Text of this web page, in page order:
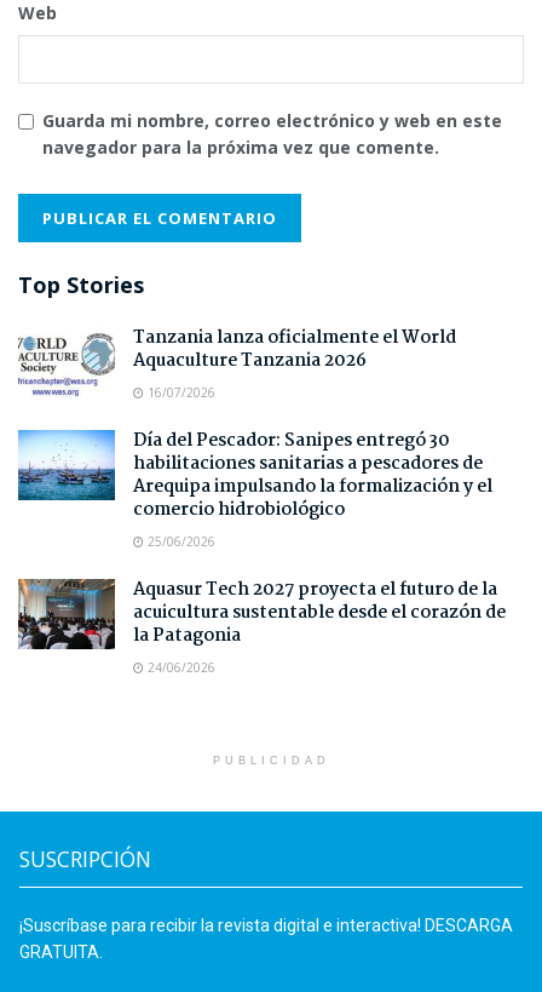
Web
Guarda mi nombre, correo electrónico y web en este
navegador para la próxima vez que comente.
Top Stories
Tanzania lanza oficialmente el World
Aquaculture Tanzania 2026
16/07/2026
Día del Pescador: Sanipes entregó 30
habilitaciones sanitarias a pescadores de
Arequipa impulsando la formalización y el
comercio hidrobiológico
25/06/2026
Aquasur Tech 2027 proyecta el futuro de la
acuicultura sustentable desde el corazón de
la Patagonia
24/06/2026
PUBLICIDAD
SUSCRIPCIÓN
¡Suscríbase para recibir la revista digital e interactiva! DESCARGA
GRATUITA.